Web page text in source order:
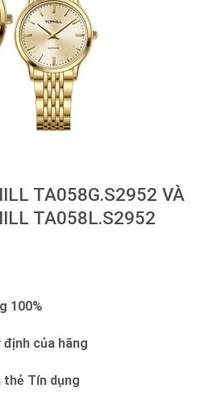
TA058G.S2952 VÀ
TA058L.S2952
100%
định của hãng
Tín dụng